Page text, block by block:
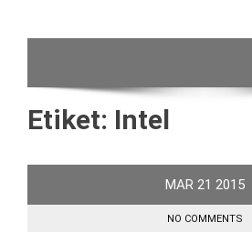
Etiket: Intel
MAR 21 2015
NO COMMENTS